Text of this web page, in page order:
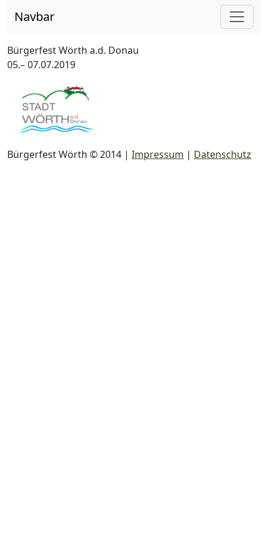
Navbar
Bürgerfest Wörth a.d. Donau
05.– 07.07.2019
Bürgerfest Wörth © 2014 | Impressum | Datenschutz